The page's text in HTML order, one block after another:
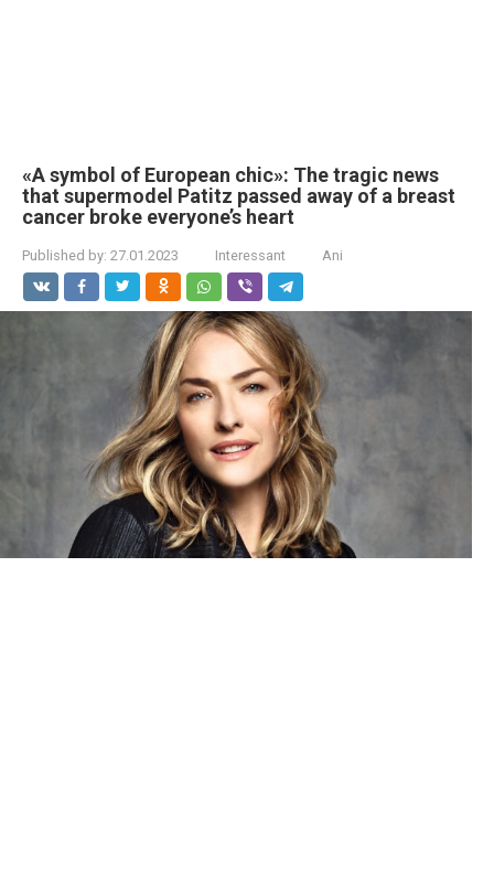
«A symbol of European chic»: The tragic news
that supermodel Patitz passed away of a breast
cancer broke everyone’s heart
Published by: 27.01.2023 Interessant Ani